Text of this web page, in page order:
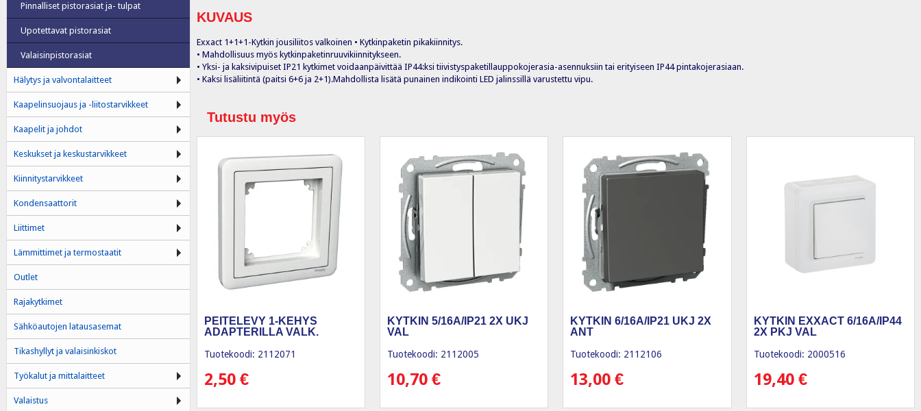
KUVAUS
Exxact 1+1+1-Kytkin jousiliitos valkoinen • Kytkinpaketin pikakiinnitys.
• Mahdollisuus myös kytkinpaketinruuvikiinnitykseen.
• Yksi- ja kaksivipuiset IP21 kytkimet voidaanpäivittää IP44:ksi tiivistyspaketillauppokojerasia-asennuksiin tai erityiseen IP44 pintakojerasiaan.
• Kaksi lisäliitintä (paitsi 6+6 ja 2+1).Mahdollista lisätä punainen indikointi LED jalinssillä varustettu vipu.
Tutustu myös
PEITELEVY 1-KEHYS
ADAPTERILLA VALK.
Tuotekoodi: 2112071
2,50 €
KYTKIN 5/16A/IP21 2X UKJ
VAL
Tuotekoodi: 2112005
10,70€
KYTKIN 6/16A/IP21 UKJ 2X
ANT
Tuotekoodi: 2112106
13,00€
KYTKIN EXXACT 6/16A/IP44
2X PKJ VAL
Tuotekoodi: 2000516
19,40 €
Pinnalliset pistorasiat ja- tulpat
Upotettavat pistorasiat
Valaisinpistorasiat
Hälytys ja valvontalaitteet
Kaapelinsuojaus ja -liitostarvikkeet
Kaapelit ja johdot
Keskukset ja keskustarvikkeet
Kiinnitystarvikkeet
Kondensaattorit
Liittimet
Lämmittimet ja termostaatit
Outlet
Rajakytkimet
Sähköautojen latausasemat
Tikashyllyt ja valaisinkiskot
Työkalut ja mittalaitteet
Valaistus